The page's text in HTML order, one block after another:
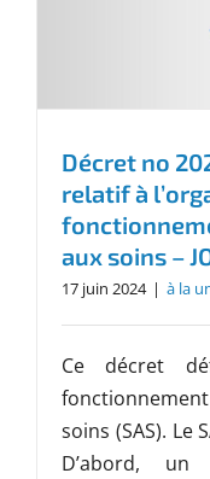
Décret no
relatif à
aux soins –
17 juin 2024 | à la
Ce décret
soins (SAS). Le
D’abord,